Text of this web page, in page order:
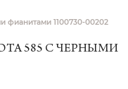
фианитами 1100730-00202
585 С ЧЕРНЫМИ